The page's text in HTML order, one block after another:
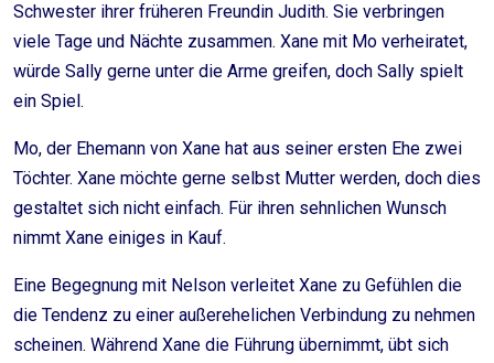
Schwester ihrer früheren Freundin Judith. Sie verbringen
viele Tage und Nächte zusammen. Xane mit Mo verheiratet,
würde Sally gerne unter die Arme greifen, doch Sally spielt
ein Spiel.
Mo, der Ehemann von Xane hat aus seiner ersten Ehe zwei
Töchter. Xane möchte gerne selbst Mutter werden, doch dies
gestaltet sich nicht einfach. Für ihren sehnlichen Wunsch
nimmt Xane einiges in Kauf.
Eine Begegnung mit Nelson verleitet Xane zu Gefühlen die
die Tendenz zu einer außerehelichen Verbindung zu nehmen
scheinen. Während Xane die Führung übernimmt, übt sich